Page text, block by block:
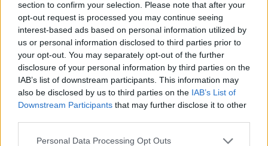
section to confirm your selection. Please note that after your
opt-out request is processed you may continue seeing
interest-based ads based on personal information utilized by
us or personal information disclosed to third parties prior to
your opt-out. You may separately opt-out of the further
disclosure of your personal information by third parties on the
IAB’s list of downstream participants. This information may
also be disclosed by us to third parties on the IAB’s List of
Downstream Participants that may further disclose it to other
Personal Data Processing Opt Outs